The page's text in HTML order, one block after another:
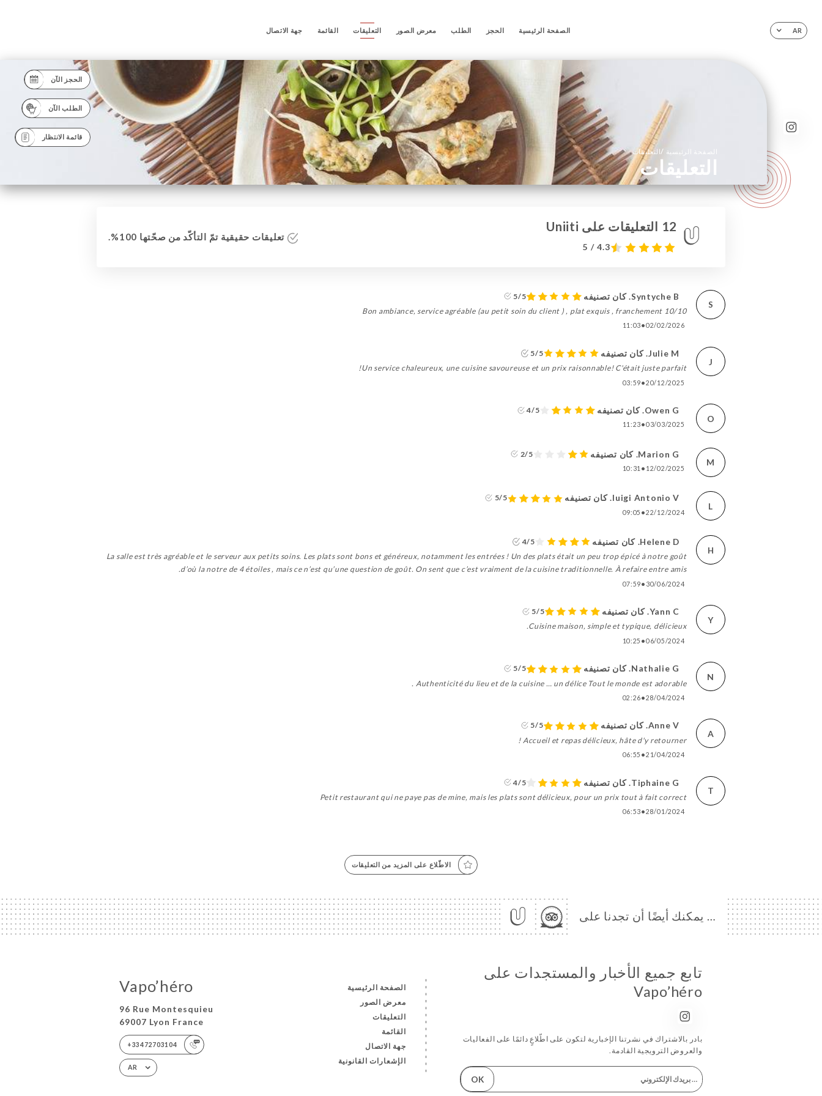
AR الصفحة الرئيسية الحجز الطلب معرض الصور التعليقات القائمة جهة الاتصال
الحجز الآن
الطلب الآن
قائمة الانتظار
الصفحة الرئيسية /التعليقات
التعليقات
12 التعليقات على Uniiti
4.3 / 5
تعليقات حقيقية تمّ التأكّد من صحّتها 100%.
S
Syntyche B. كان تصنيفه
5/5
Bon ambiance, service agréable (au petit soin du client ) , plat exquis , franchement 10/10
02/02/2026
•
11:03
J
Julie M. كان تصنيفه
5/5
Un service chaleureux, une cuisine savoureuse et un prix raisonnable! C'était juste parfait!
20/12/2025
•
03:59
O
Owen G. كان تصنيفه 4/5
03/03/2025
•
11:23
M
Marion G. كان تصنيفه 2/5
12/02/2025
•
10:31
L
luigi Antonio V. كان تصنيفه 5/5
22/12/2024
•
09:05
H
Helene D. كان تصنيفه
4/5
La salle est très agréable et le serveur aux petits soins. Les plats sont bons et généreux, notamment les entrées ! Un des plats était un peu trop épicé à notre goût
d’où la notre de 4 étoiles , mais ce n’est qu’une question de goût. On sent que c’est vraiment de la cuisine traditionnelle. À refaire entre amis.
30/06/2024
•
07:59
Y
Yann C. كان تصنيفه
5/5
Cuisine maison, simple et typique, délicieux.
06/05/2024
•
10:25
N
Nathalie G. كان تصنيفه
5/5
Authenticité du lieu et de la cuisine … un délice Tout le monde est adorable .
28/04/2024
•
02:26
A
Anne V. كان تصنيفه
5/5
Accueil et repas délicieux, hâte d'y retourner !
21/04/2024
•
06:55
T
Tiphaine G. كان تصنيفه
4/5
Petit restaurant qui ne paye pas de mine, mais les plats sont délicieux, pour un prix tout à fait correct
28/01/2024
•
06:53
الاطّلاع على المزيد من التعليقات
… يمكنك أيضًا أن تجدنا على
Vapo’héro
96 Rue Montesquieu
69007 Lyon France
+33472703104
AR
الصفحة الرئيسية
معرض الصور
التعليقات
القائمة
جهة الاتصال
الإشعارات القانونية
تابع جميع الأخبار والمستجدات على
Vapo’héro
بادر بالاشتراك في نشرتنا الإخبارية لتكون على اطّلاعٍ دائمًا على الفعاليات
والعروض الترويجية القادمة.
OK